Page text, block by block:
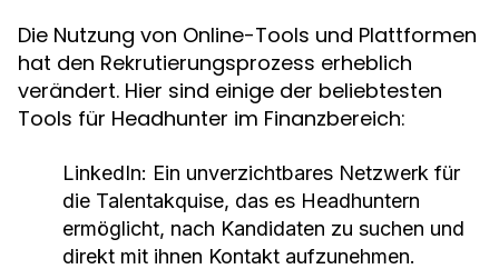
Die Nutzung von Online-Tools und Plattformen
hat den Rekrutierungsprozess erheblich
verändert. Hier sind einige der beliebtesten
Tools für Headhunter im Finanzbereich:
LinkedIn: Ein unverzichtbares Netzwerk für
die Talentakquise, das es Headhuntern
ermöglicht, nach Kandidaten zu suchen und
direkt mit ihnen Kontakt aufzunehmen.